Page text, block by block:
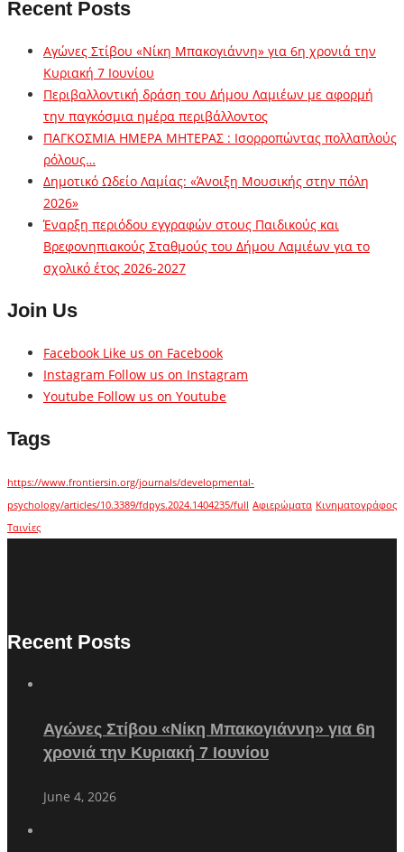
Recent Posts
Αγώνες Στίβου «Νίκη Μπακογιάννη» για 6η χρονιά την
Κυριακή 7 Ιουνίου
Περιβαλλοντική δράση του Δήμου Λαμιέων με αφορμή
την παγκόσμια ημέρα περιβάλλοντος
ΠΑΓΚΟΣΜΙΑ ΗΜΕΡΑ ΜΗΤΕΡΑΣ : Ισορροπώντας πολλαπλούς
ρόλους…
Δημοτικό Ωδείο Λαμίας: «Άνοιξη Μουσικής στην πόλη
2026»
Έναρξη περιόδου εγγραφών στους Παιδικούς και
Βρεφονηπιακούς Σταθμούς του Δήμου Λαμιέων για το
σχολικό έτος 2026-2027
Join Us
Facebook Like us on Facebook
Instagram Follow us on Instagram
Youtube Follow us on Youtube
Tags
https://www.frontiersin.org/journals/developmental-
psychology/articles/10.3389/fdpys.2024.1404235/full Αφιερώματα Κινηματογράφος
Ταινίες
Recent Posts
Αγώνες Στίβου «Νίκη Μπακογιάννη» για 6η
χρονιά την Κυριακή 7 Ιουνίου
June 4, 2026